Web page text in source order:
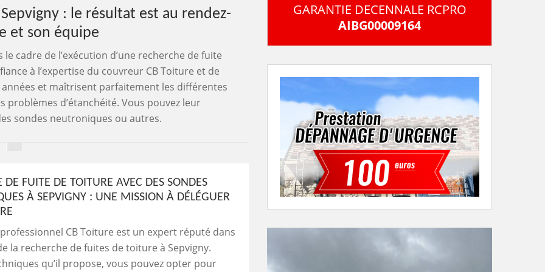
: le résultat est au rendez-
et son équipe
cadre de l’exécution d’une recherche de fuite
à l’expertise du couvreur CB Toiture et de
et maîtrisent parfaitement les différentes
d’étanchéité. Vous pouvez leur
sondes neutroniques ou autres.
DE FUITE DE TOITURE AVEC DES SONDES
À SEPVIGNY : UNE MISSION À DÉLÉGUER
CB Toiture est un expert réputé dans
la recherche de fuites de toiture à Sepvigny.
qu’il propose, vous pouvez opter pour
GARANTIE DECENNALE RCPRO
AIBG00009164